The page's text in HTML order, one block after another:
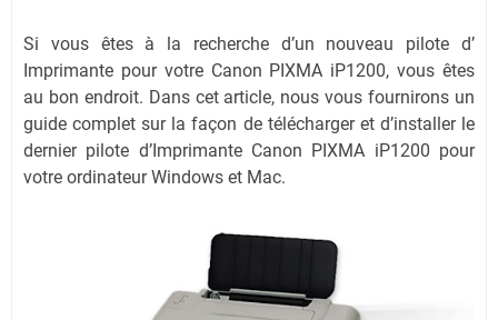
Si vous êtes à la recherche d’un nouveau pilote d’
Imprimante pour votre Canon PIXMA iP1200, vous êtes
au bon endroit. Dans cet article, nous vous fournirons un
guide complet sur la façon de télécharger et d’installer le
dernier pilote d’Imprimante Canon PIXMA iP1200 pour
votre ordinateur Windows et Mac.